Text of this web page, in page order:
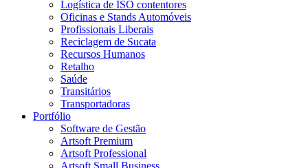
Logística de ISO contentores
Oficinas e Stands Automóveis
Profissionais Liberais
Reciclagem de Sucata
Recursos Humanos
Retalho
Saúde
Transitários
Transportadoras
Portfólio
Software de Gestão
Artsoft Premium
Artsoft Professional
Artsoft Small Business